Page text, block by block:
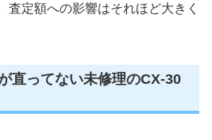
査定額への影響はそれほど大きく
直ってない未修理のCX-30